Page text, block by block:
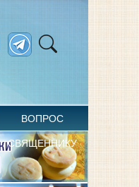
ВОПРОС
СВЯЩЕННИКУ